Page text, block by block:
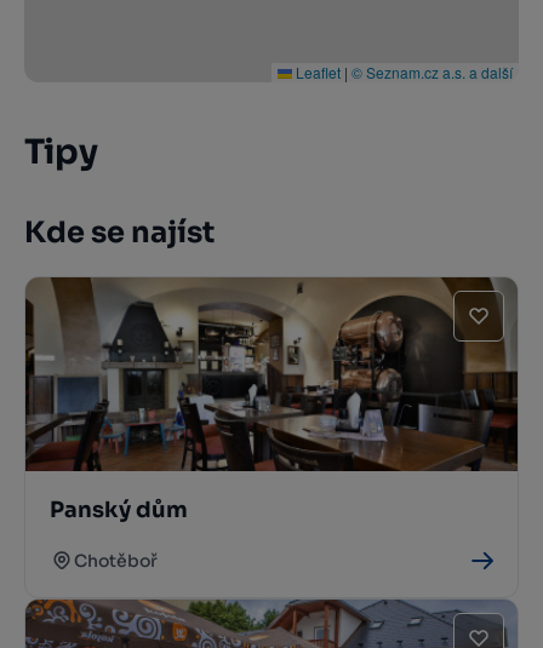
Leaflet | © Seznam.cz a.s. a další
Tipy
Kde se najíst
Panský dům
Chotěboř